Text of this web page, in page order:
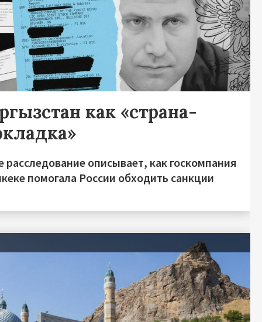
как «страна-
расследование описывает, как госкомпания
помогала России обходить санкции